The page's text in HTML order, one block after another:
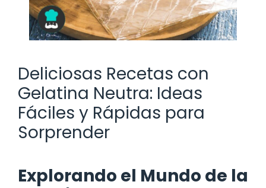
Deliciosas Recetas con
Gelatina Neutra: Ideas
Fáciles y Rápidas para
Sorprender
Explorando el Mundo de la